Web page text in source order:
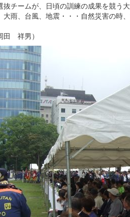
抜チームが、日頃の訓練の成果を競う
大雨、台風、地震・・・自然災害の時
田 祥男）